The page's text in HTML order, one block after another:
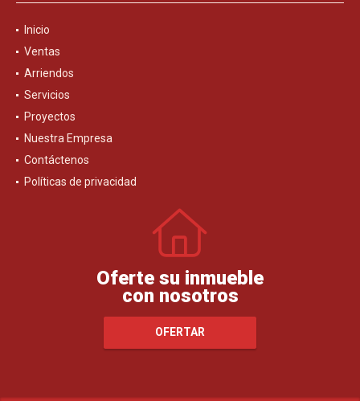
Inicio
Ventas
Arriendos
Servicios
Proyectos
Nuestra Empresa
Contáctenos
Políticas de privacidad
Oferte su inmueble
con nosotros
OFERTAR